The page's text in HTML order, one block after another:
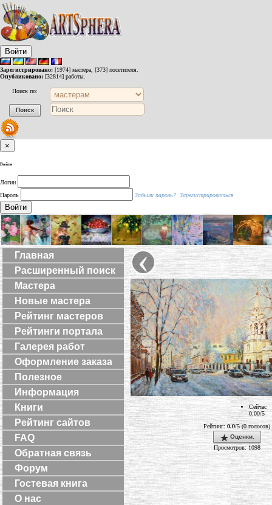
Войти
Зарегистрировано: [1974] мастера, [373] посетителя.
Опубликовано: [32814] работы.
Поиск по:
×
Войти
Логин
Пароль
Забыли пароль? Зарегистрироваться
Войти
Главная
Расширенный поиск
Мастера
Новые мастера
Рейтинг мастеров
Рейтинги портала
Галерея работ
Оформление заказа
Полезное
Информация
Книги
Рейтинг сайтов
FAQ
Обратная связь
Форум
Гостевая книга
О нас
‹
Сейчас
0.00/5
Рейтинг:0.0/5 (0 голосов)
Оценки.
Просмотров: 1098